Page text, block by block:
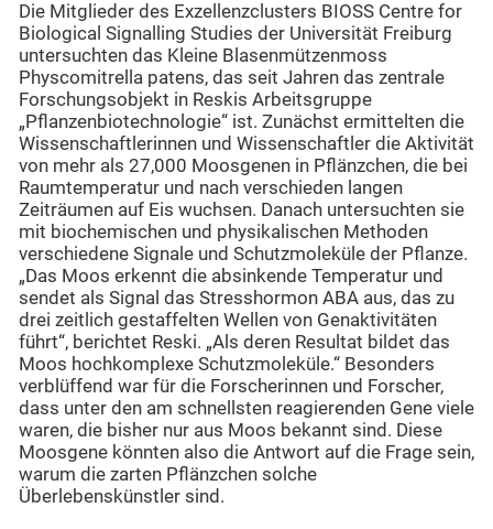
Die Mitglieder des Exzellenzclusters BIOSS Centre for
Biological Signalling Studies der Universität Freiburg
untersuchten das Kleine Blasenmützenmoss
Physcomitrella patens, das seit Jahren das zentrale
Forschungsobjekt in Reskis Arbeitsgruppe
„Pflanzenbiotechnologie“ ist. Zunächst ermittelten die
Wissenschaftlerinnen und Wissenschaftler die Aktivität
von mehr als 27,000 Moosgenen in Pflänzchen, die bei
Raumtemperatur und nach verschieden langen
Zeiträumen auf Eis wuchsen. Danach untersuchten sie
mit biochemischen und physikalischen Methoden
verschiedene Signale und Schutzmoleküle der Pflanze.
„Das Moos erkennt die absinkende Temperatur und
sendet als Signal das Stresshormon ABA aus, das zu
drei zeitlich gestaffelten Wellen von Genaktivitäten
führt“, berichtet Reski. „Als deren Resultat bildet das
Moos hochkomplexe Schutzmoleküle.“ Besonders
verblüffend war für die Forscherinnen und Forscher,
dass unter den am schnellsten reagierenden Gene viele
waren, die bisher nur aus Moos bekannt sind. Diese
Moosgene könnten also die Antwort auf die Frage sein,
warum die zarten Pflänzchen solche
Überlebenskünstler sind.